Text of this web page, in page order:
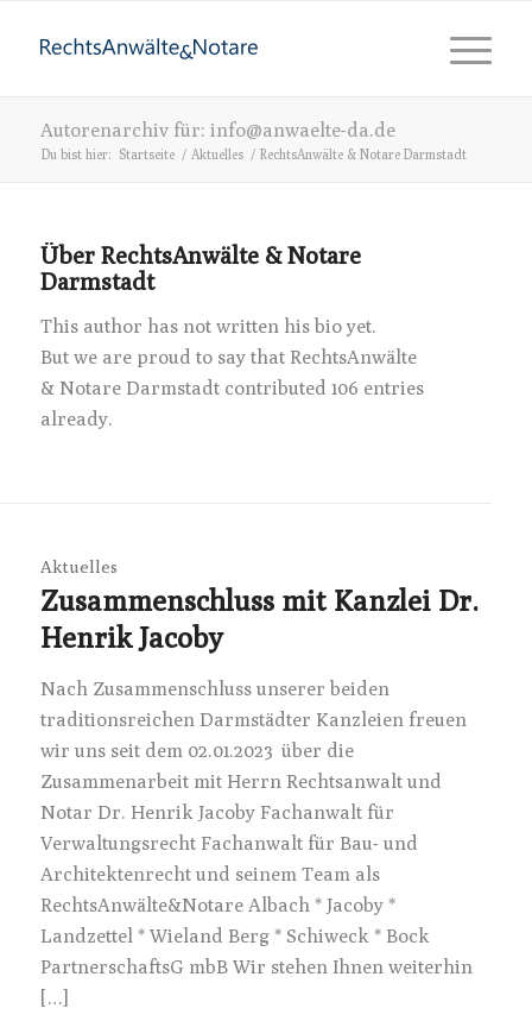
Autorenarchiv für: info@anwaelte-da.de
Du bist hier: Startseite / Aktuelles / RechtsAnwälte & Notare Darmstadt
Über RechtsAnwälte & Notare
Darmstadt
This author has not written his bio yet.
But we are proud to say that RechtsAnwälte
& Notare Darmstadtcontributed 106 entries
already.
Aktuelles
Zusammenschluss mit Kanzlei Dr.
Henrik Jacoby
Nach Zusammenschluss unserer beiden
traditionsreichen Darmstädter Kanzleien freuen
wir uns seit dem 02.01.2023 über die
Zusammenarbeit mit Herrn Rechtsanwalt und
Notar Dr. Henrik Jacoby Fachanwalt für
Verwaltungsrecht Fachanwalt für Bau- und
Architektenrecht und seinem Team als
RechtsAnwälte&Notare Albach * Jacoby *
Landzettel * Wieland Berg * Schiweck * Bock
PartnerschaftsG mbB Wir stehen Ihnen weiterhin
[…]